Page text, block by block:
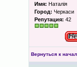
Имя: Наталія
Город: Черкаси
Репутация: 42
Вернуться к